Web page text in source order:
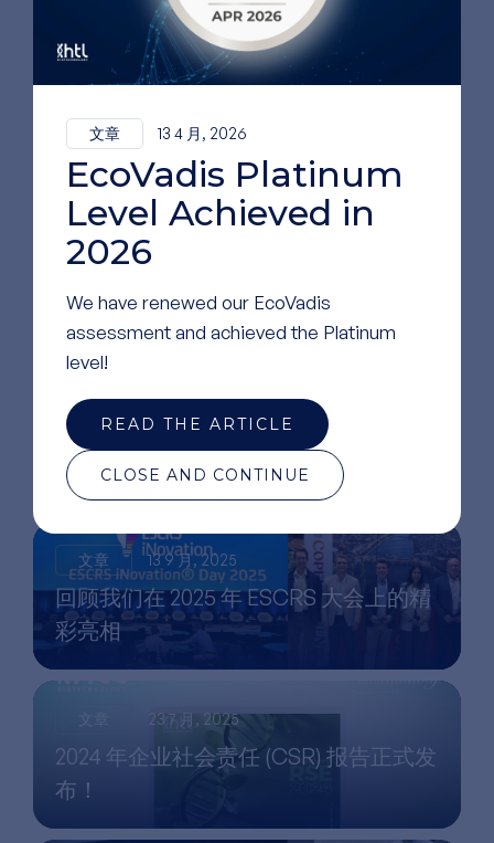
文章 13 4 月, 2026
EcoVadis Platinum
Level Achieved in
2026
We have renewed our EcoVadis
assessment and achieved the Platinum
level!
READ THE ARTICLE
CLOSE AND CONTINUE
阅读 更多文章
文章 13 9 月, 2025
回顾我们在 2025 年 ESCRS 大会上的精
彩亮相
文章 23 7 月, 2025
2024 年企业社会责任 (CSR) 报告正式发
布！